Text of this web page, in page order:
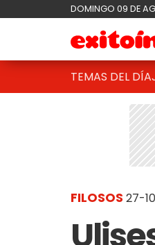
DOMINGO 09 DE
TEMAS DEL DÍA
FILOSOS 27-